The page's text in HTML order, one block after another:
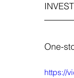
One-
https://